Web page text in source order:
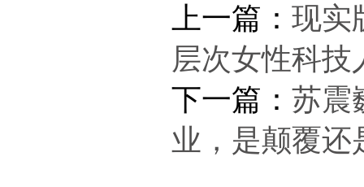
上一篇： 现实
层次女性科技
下一篇： 苏震
业，是颠覆还